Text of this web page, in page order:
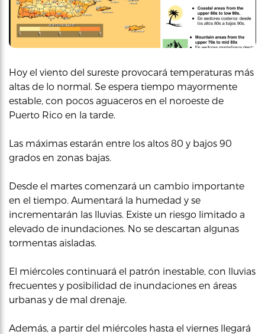
Hoy el viento del sureste provocará temperaturas más
altas de lo normal. Se espera tiempo mayormente
estable, con pocos aguaceros en el noroeste de
Puerto Rico en la tarde.
Las máximas estarán entre los altos 80 y bajos 90
grados en zonas bajas.
Desde el martes comenzará un cambio importante
en el tiempo. Aumentará la humedad y se
incrementarán las lluvias. Existe un riesgo limitado a
elevado de inundaciones. No se descartan algunas
tormentas aisladas.
El miércoles continuará el patrón inestable, con lluvias
frecuentes y posibilidad de inundaciones en áreas
urbanas y de mal drenaje.
Además, a partir del miércoles hasta el viernes llegará